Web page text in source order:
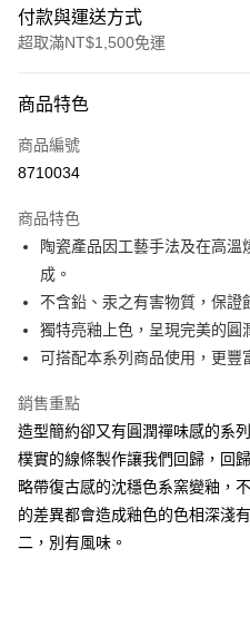
付款與運送方式
超取滿NT$1,500免運
信用卡一次付款
超商取貨付款
街口支付
悠遊付
AFTEE先享後付
相關說明
AFTEE先享後付是「在收到商品之後
便利好安心！
１．簡單：不需註冊會員、不需綁卡
２．便利：只要手機號碼，簡訊認證
３．安心：先確認商品／服務後，再
【「AFTEE先享後付」結帳流程】
１．於結帳方式選擇「AFTEE先享後
ATM付款
全家取貨付款
每筆NT$60，滿NT$1,500(含以
7-11取貨付款
商品特色
商品編號
8710034
商品特色
陶瓷產品因工藝手法及在高
成。
不含鉛、汞之有害物質，保證
獨特亮釉上色，呈現完美的圓
可搭配本系列商品使用，更豐
銷售重點
造型簡約卻又有圓潤禪味感的系
樸實的線條製作讓我們回歸，回
略帶復古感的沈穩色系窯變釉，
的差異都會造成釉色的色相深淺
二，別有風味。